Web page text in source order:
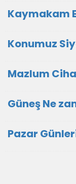
Kaymakam
Konumuz
Mazlum
Güneş Ne
Pazar